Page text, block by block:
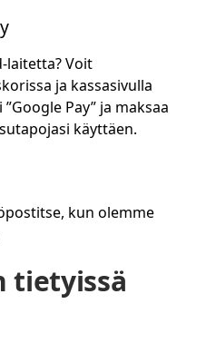
laitetta? Voit
ja kassasivulla
Pay” ja maksaa
käyttäen.
kun olemme
tietyissä